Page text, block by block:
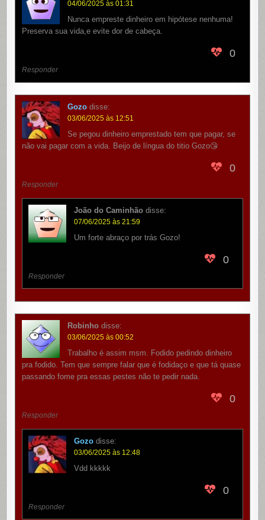
04/06/2025 às 01:31
Nunca empreste dinheiro em hipótese nenhuma!
Preserva sua vida,e evite dor de cabeça.
0
Responder
Gozo disse:
03/06/2025 às 12:51
Se pegou dinheiro emprestado tem que pagar, se
não vai pagar com a vida. Beijo de língua do titio Gozo😘
0
Responder
João do Caminhão disse:
07/06/2025 às 21:59
Um forte abraço por trás Gozo!
0
Responder
Robinho disse:
03/06/2025 às 00:52
Trabalho é assim msm. Fodido pedindo dinheiro
pra fodido. Tem que sempre falar que é fodidaço e que tá quase
passando fome pra essas pestes não te pedir nada.
0
Responder
Gozo disse:
03/06/2025 às 12:48
Vdd kkkkk
0
Responder